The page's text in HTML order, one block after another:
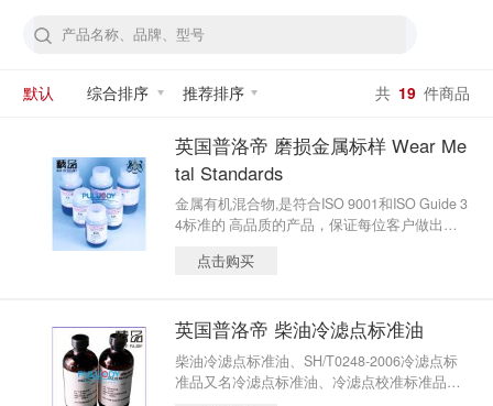
默认 综合排序 推荐排序 共 19 件商品
英国普洛帝 磨损金属标样 Wear Me
tal Standards
金属有机混合物,是符合ISO 9001和ISO Guide 3
4标准的 高品质的产品，保证每位客户做出来
点击购买
英国普洛帝 柴油冷滤点标准油
柴油冷滤点标准油、SH/T0248-2006冷滤点标
准品又名冷滤点标准油、冷滤点校准标准品、